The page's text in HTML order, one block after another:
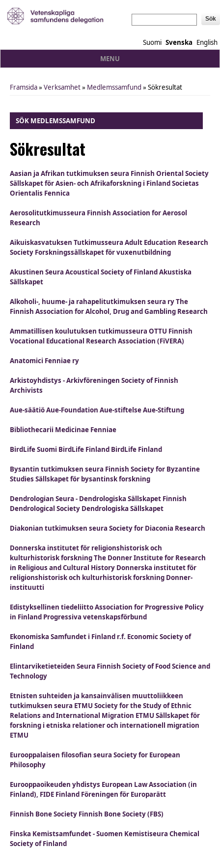
Suomi Svenska English
MENU
Framsida»Verksamhet» Medlemssamfund » Sökresultat
SÖK MEDLEMSSAMFUND
Sökresultat
Aasian ja Afrikan tutkimuksen seura Finnish Oriental Society
Sällskapet för Asien- och Afrikaforskning i Finland Societas
Orientalis Fennica
Aerosolitutkimusseura Finnish Association for Aerosol
Research
Aikuiskasvatuksen Tutkimusseura Adult Education Research
Society Forskningssällskapet för vuxenutbildning
Akustinen Seura Acoustical Society of Finland Akustiska
Sällskapet
Alkoholi-, huume- ja rahapelitutkimuksen seura ry The
Finnish Association for Alcohol, Drug and Gambling Research
Ammatillisen koulutuksen tutkimusseura OTTU Finnish
Vocational Educational Research Association (FiVERA)
Anatomici Fenniae ry
Arkistoyhdistys - Arkivföreningen Society of Finnish
Archivists
Aue-säätiö Aue-Foundation Aue-stiftelse Aue-Stiftung
Bibliothecarii Medicinae Fenniae
BirdLife Suomi BirdLife Finland BirdLife Finland
Bysantin tutkimuksen seura Finnish Society for Byzantine
Studies Sällskapet för bysantinsk forskning
Dendrologian Seura - Dendrologiska Sällskapet Finnish
Dendrological Society Dendrologiska Sällskapet
Diakonian tutkimuksen seura Society for Diaconia Research
Donnerska institutet för religionshistorisk och
kulturhistorisk forskning The Donner Institute for Research
in Religious and Cultural History Donnerska institutet för
religionshistorisk och kulturhistorisk forskning Donner-
instituutti
Edistyksellinen tiedeliitto Association for Progressive Policy
in Finland Progressiva vetenskapsförbund
Ekonomiska Samfundet i Finland r.f. Economic Society of
Finland
Elintarviketieteiden Seura Finnish Society of Food Science and
Technology
Etnisten suhteiden ja kansainvälisen muuttoliikkeen
tutkimuksen seura ETMU Society for the Study of Ethnic
Relations and International Migration ETMU Sällskapet för
forskning i etniska relationer och internationell migration
ETMU
Eurooppalaisen filosofian seura Society for European
Philosophy
Eurooppaoikeuden yhdistys European Law Association (in
Finland), FIDE Finland Föreningen för Europarätt
Finnish Bone Society Finnish Bone Society (FBS)
Finska Kemistsamfundet - Suomen Kemistiseura Chemical
Society of Finland